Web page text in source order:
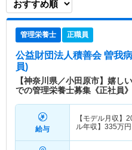
管理栄養士 正職員
公益財団法人積善会 曽我
員)
【神奈川県／小田原市】嬉
での管理栄養士募集《正社員》
給与
【モデル月収】
ル年収】 335万円